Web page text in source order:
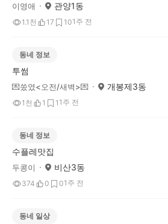
이영애 관양1동
1.1천 17 101주 전
동네 정보
투썸
💌쑸였<오전/새벽>💌 개봉제3동
1천 1 1 1주 전
동네 정보
수플레맛집
두콩이 비산3동
374 0 01주 전
동네 일상